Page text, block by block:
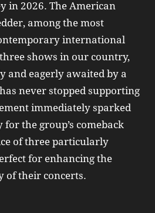
in 2026. The American
among the most
international
shows in our country,
and eagerly awaited by a
never stopped supporting
immediately sparked
the group’s comeback
of three particularly
for enhancing the
of their concerts.